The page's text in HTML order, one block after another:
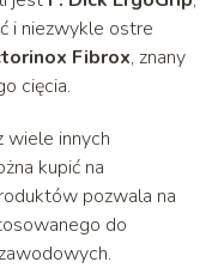
i niezwykle ostre
Fibrox, znany
cięcia.
innych
kupić na
pozwala na
do